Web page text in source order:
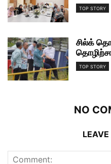
TOP STORY
சில்க்
TOP STORY
NO
LEAVE